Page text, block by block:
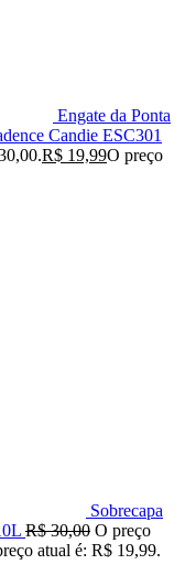
Engate da Ponta
Candie ESC301
R$ 19,99O preço
Sobrecapa
R$30,00 O preço
atual é: R$ 19,99.